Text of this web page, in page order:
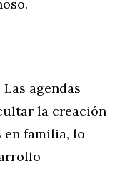
agendas
la creación
en familia, lo